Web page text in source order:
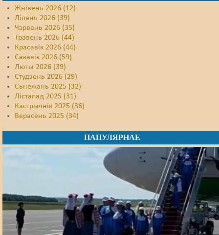
Жнівень 2026 (12)
Ліпень 2026 (39)
Чэрвень 2026 (35)
Травень 2026 (44)
Красавік 2026 (44)
Сакавік 2026 (59)
Люты 2026 (39)
Студзень 2026 (29)
Сьнежань 2025 (32)
Лістапад 2025 (31)
Кастрычнік 2025 (36)
Верасень 2025 (34)
ПАПУЛЯРНАЕ